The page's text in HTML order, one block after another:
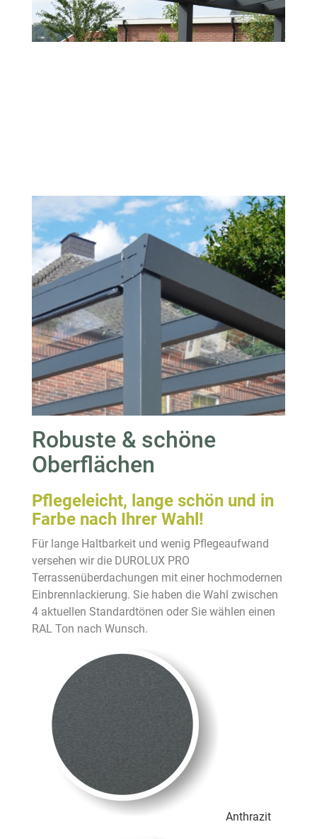
Robuste & schöne
Oberflächen
Pflegeleicht, lange schön und in
Farbe nach Ihrer Wahl!
Für lange Haltbarkeit und wenig Pflegeaufwand
versehen wir die DUROLUX PRO
Terrassenüberdachungen mit einer hochmodernen
Einbrennlackierung. Sie haben die Wahl zwischen
4 aktuellen Standardtönen oder Sie wählen einen
RAL Ton nach Wunsch.
Anthrazit